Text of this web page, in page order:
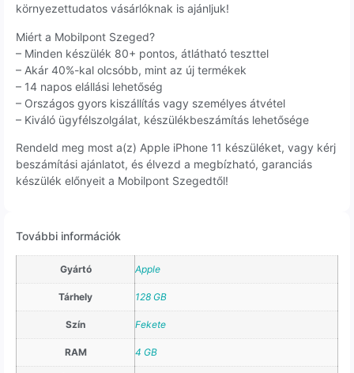
környezettudatos vásárlóknak is ajánljuk!
Miért a Mobilpont Szeged?
– Minden készülék 80+ pontos, átlátható teszttel
– Akár 40%-kal olcsóbb, mint az új termékek
– 14 napos elállási lehetőség
– Országos gyors kiszállítás vagy személyes átvétel
– Kiváló ügyfélszolgálat, készülékbeszámítás lehetősége
Rendeld meg most a(z) Apple iPhone 11 készüléket, vagy kérj
beszámítási ajánlatot, és élvezd a megbízható, garanciás
készülék előnyeit a Mobilpont Szegedtől!
További információk
Gyártó Apple
Tárhely 128 GB
Szín Fekete
RAM 4 GB